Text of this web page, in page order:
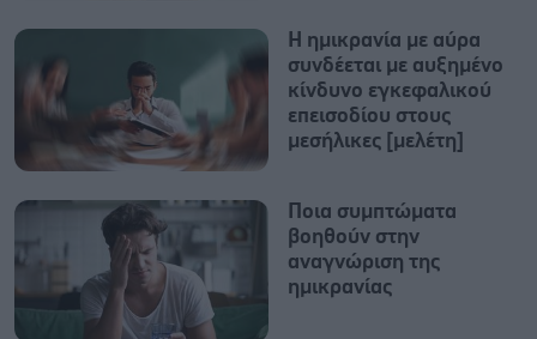
Η ημικρανία με αύρα
συνδέεται με αυξημένο
κίνδυνο εγκεφαλικού
επεισοδίου στους
μεσήλικες [μελέτη]
Ποια συμπτώματα
βοηθούν στην
αναγνώριση της
ημικρανίας